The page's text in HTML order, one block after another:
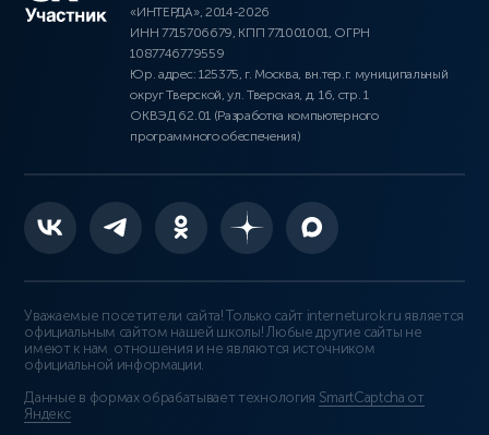
«ИНТЕРДА», 2014-2026
ИНН 7715706679, КПП 771001001, ОГРН
1087746779559
Юр. адрес: 125375, г. Москва, вн.тер.г. муниципальный
округ Тверской, ул. Тверская, д. 16, стр. 1
ОКВЭД 62.01 (Разработка компьютерного
программного обеспечения)
Уважаемые посетители сайта! Только сайт interneturok.ru является
официальным сайтом нашей школы! Любые другие сайты не
имеют к нам отношения и не являются источником
официальной информации.
Данные в формах обрабатывает технология SmartCaptcha от
Яндекс